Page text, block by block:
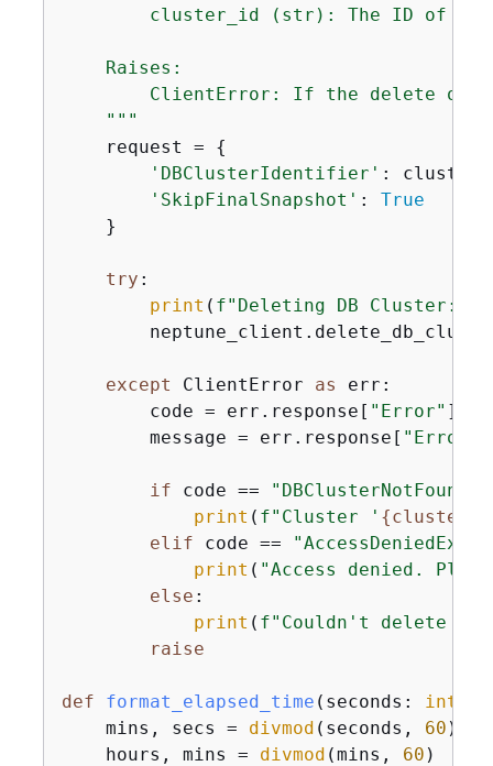
cluster_id (str): The ID of
    Raises:
ClientError: If the delete
    """
    request =
{
'DBClusterIdentifier' :
'SkipFinalSnapshot' : True
    }
try :
print ( f"Deleting DB Cluster:
except ClientError as err:
        code = err.response[
"Error" ][
        message = err.response[
"Error"
if code ==
print ( f"Cluster ' {
elif code ==
print ( "Access denied.
else :
print ( f"Couldn't delete
raise
def format_elapsed_time ( seconds: int
    mins, secs =
divmod (seconds, 60 )
    hours, mins =
divmod (mins, 60 )